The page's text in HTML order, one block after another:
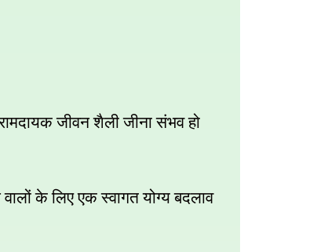
जीवन शैली जीना संभव हो
के लिए एक स्वागत योग्य बदलाव